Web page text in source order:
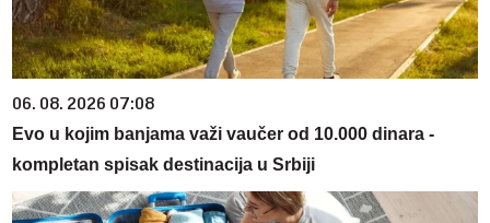
06. 08. 2026 07:08
Evo u kojim banjama važi vaučer od 10.000 dinara -
kompletan spisak destinacija u Srbiji